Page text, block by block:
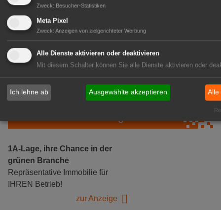
Mitarbeiter (m/w/d) für unsere
Logistikhalle
zur Stellenanzeige
1A-Lage, ihre Chance in der
grünen Branche
Repräsentative Immobilie für
IHREN Betrieb!
zur Anzeige
Zweck: Besucher-Statistiken
Meta Pixel
Zweck: Anzeigen von zielgerichteter Werbung
Alle Dienste aktivieren oder deaktivieren
Mit diesem Schalter können Sie alle Dienste aktivieren oder
Ich lehne ab Ausgewählte akzeptieren Alle